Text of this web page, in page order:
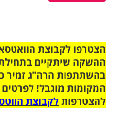
ההשקה שיתקיים
בהשתתפות הרה"ג זמיר
המקומות מוגבל!
להצטרפותלקבוצת